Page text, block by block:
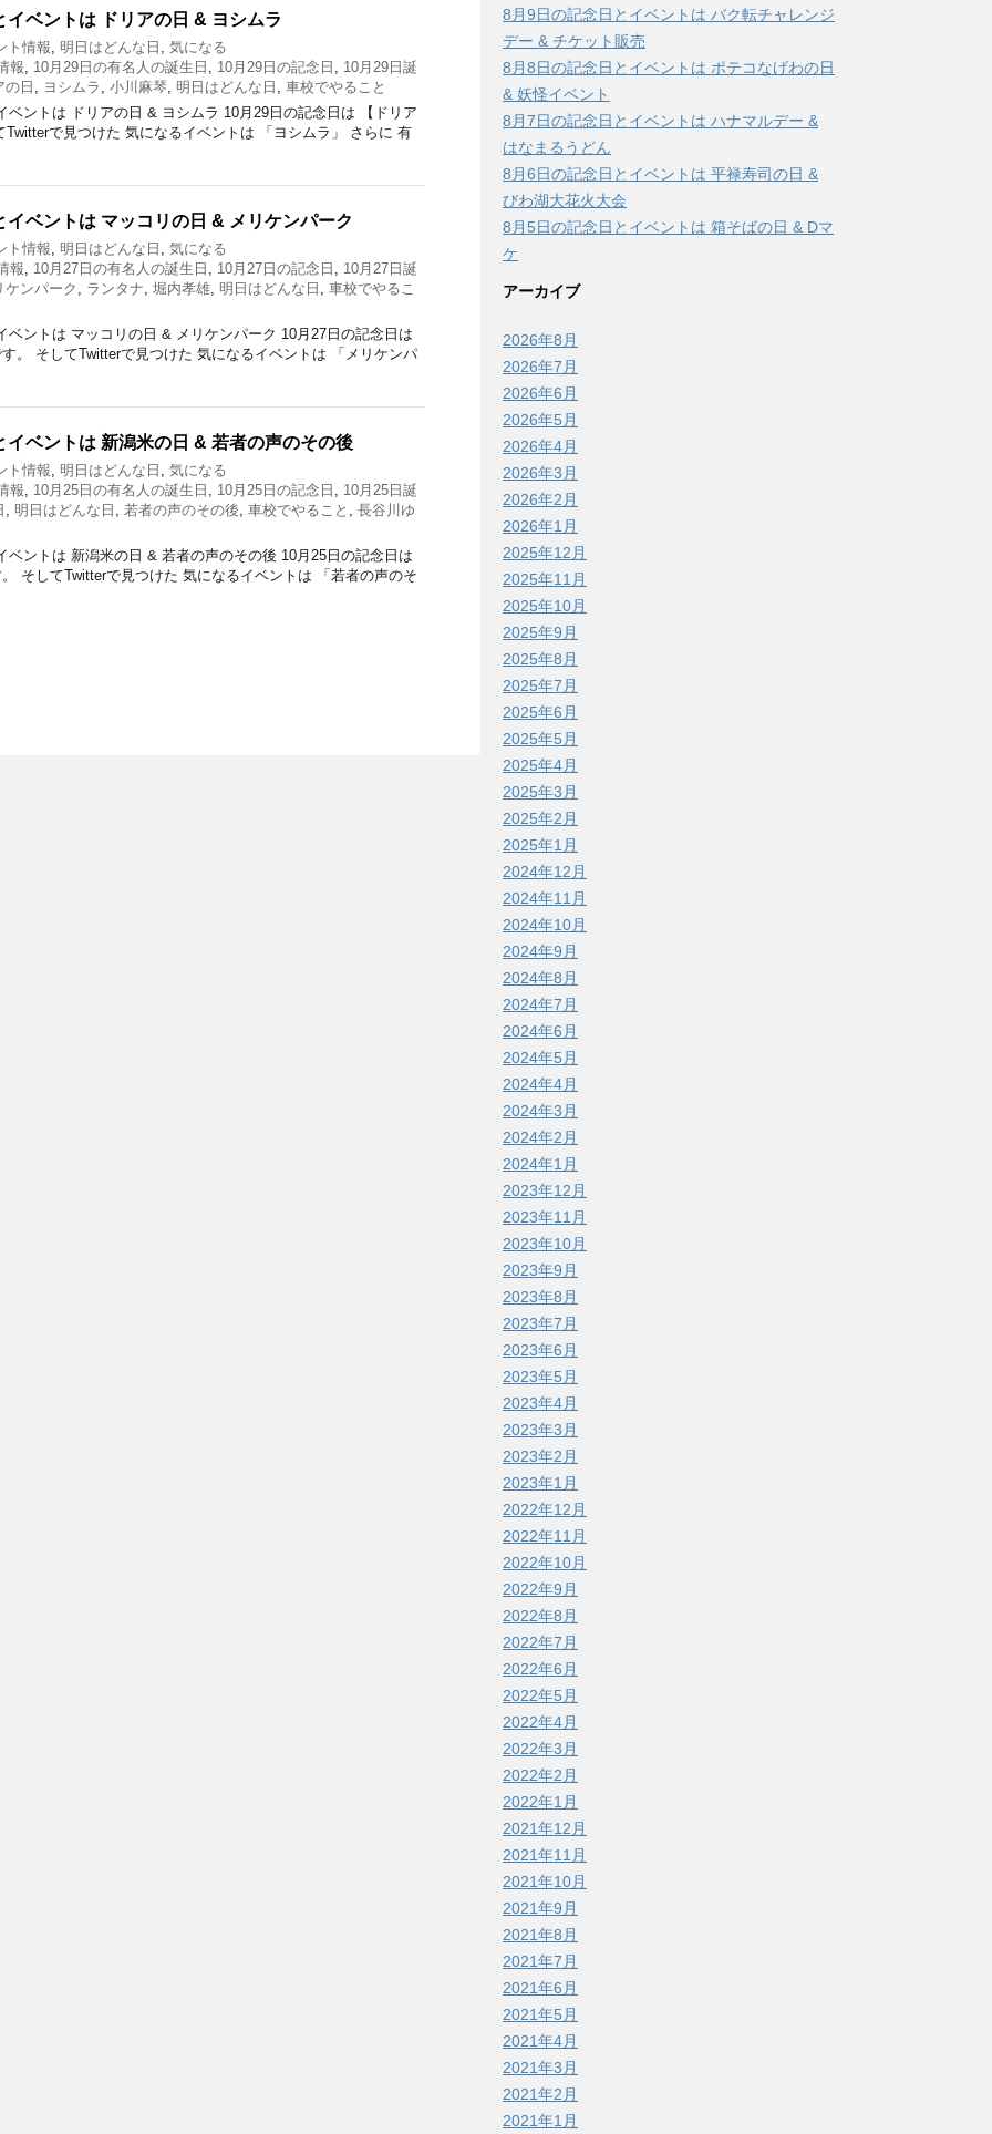
イベントは ドリアの日 & ヨシムラ
ト情報, 明日はどんな日 , 気になる
報, 10月29日の有名人の誕生日 , 10月29日の記念日 , 10月29日誕
の日 , ヨシムラ , 小川麻琴, 明日はどんな日 , 車校でやること
ントは ドリアの日 & ヨシムラ 10月29日の記念日は 【ドリア
Twitterで見つけた 気になるイベントは 「ヨシムラ」 さらに 有
イベントは マッコリの日 & メリケンパーク
ト情報, 明日はどんな日 , 気になる
報, 10月27日の有名人の誕生日 , 10月27日の記念日 , 10月27日誕
ケンパーク , ランタナ, 堀内孝雄, 明日はどんな日 , 車校でやるこ
ントは マッコリの日 & メリケンパーク 10月27日の記念日は
す。 そしてTwitterで見つけた 気になるイベントは 「メリケンパ
イベントは 新潟米の日 & 若者の声のその後
ト情報, 明日はどんな日 , 気になる
報, 10月25日の有名人の誕生日 , 10月25日の記念日 , 10月25日誕
, 明日はどんな日 , 若者の声のその後, 車校でやること , 長谷川ゆ
ントは 新潟米の日 & 若者の声のその後 10月25日の記念日は
。 そしてTwitterで見つけた 気になるイベントは 「若者の声のそ
8月9日の記念日とイベントは バク転チャレンジ
デー & チケット販売
8月8日の記念日とイベントは ポテコなげわの日
& 妖怪イベント
8月7日の記念日とイベントは ハナマルデー &
はなまるうどん
8月6日の記念日とイベントは 平禄寿司の日 &
びわ湖大花火大会
8月5日の記念日とイベントは 箱そばの日 & Dマ
ケ
アーカイブ
2026年8月
2026年7月
2026年6月
2026年5月
2026年4月
2026年3月
2026年2月
2026年1月
2025年12月
2025年11月
2025年10月
2025年9月
2025年8月
2025年7月
2025年6月
2025年5月
2025年4月
2025年3月
2025年2月
2025年1月
2024年12月
2024年11月
2024年10月
2024年9月
2024年8月
2024年7月
2024年6月
2024年5月
2024年4月
2024年3月
2024年2月
2024年1月
2023年12月
2023年11月
2023年10月
2023年9月
2023年8月
2023年7月
2023年6月
2023年5月
2023年4月
2023年3月
2023年2月
2023年1月
2022年12月
2022年11月
2022年10月
2022年9月
2022年8月
2022年7月
2022年6月
2022年5月
2022年4月
2022年3月
2022年2月
2022年1月
2021年12月
2021年11月
2021年10月
2021年9月
2021年8月
2021年7月
2021年6月
2021年5月
2021年4月
2021年3月
2021年2月
2021年1月